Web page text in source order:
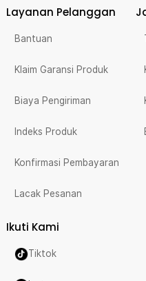
Layanan Pelanggan
Bantuan
Klaim Garansi Produk
Biaya Pengiriman
Indeks Produk
Konfirmasi Pembayaran
Lacak Pesanan
Ikuti Kami
Tiktok